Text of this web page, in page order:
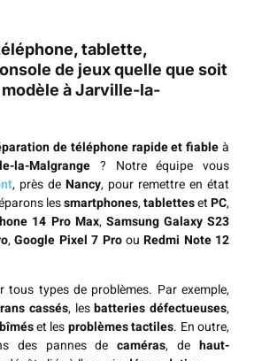
tablette,
de jeux quelle que soit
modèle à Jarville-la-
de téléphone rapide et fiableà
la-Malgrange ? Notre équipe vous
, près de Nancy, pour remettre en état
lessmartphones,tablettesetPC,
14 Pro Max, Samsung Galaxy S23
,Google Pixel 7 ProouRedmi Note 12
tous types de problèmes. Par exemple,
cassés, lesbatteries défectueuses,
et lesproblèmes tactiles. En outre,
des pannes decaméras, de haut-